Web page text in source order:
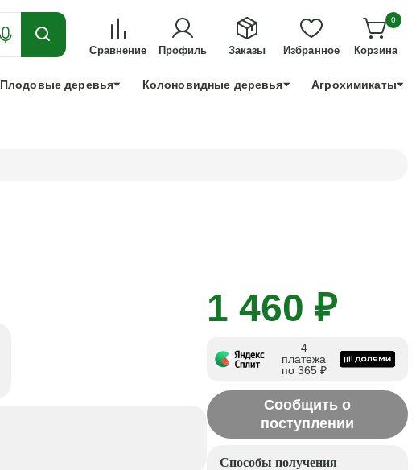
ДЛЯ ТЕХ, КТО УСПЕЕТ!
+7 991 898 83 30
Сравнение Профиль Заказы Избранное
0
Корзина
Плодовые деревья Колоновидные деревья Агрохимикаты
1 460 ₽
4
платежа
по 365 ₽
Сообщить о
поступлении
Способы получения